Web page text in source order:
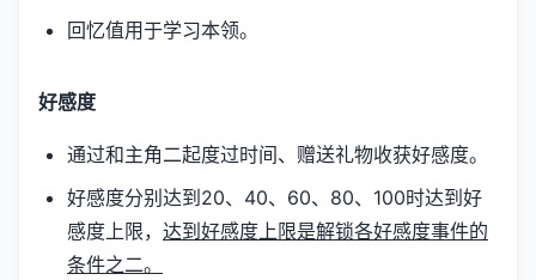
回忆值用于学习本领。
好感度
通过和主角二起度过时间、赠送礼物收获好感度。
好感度分别达到20、40、60、80、100时达到好
感度上限， 达到好感度上限是解锁各好感度事件的
条件之二。